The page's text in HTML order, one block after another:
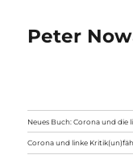
Peter
Neues Buch: Corona und die
Corona und linke